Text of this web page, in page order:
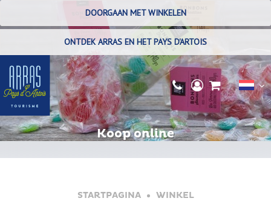
DOORGAAN MET WINKELEN
ONTDEK ARRAS EN HET PAYS D'ARTOIS
Koop online
STARTPAGINA WINKEL